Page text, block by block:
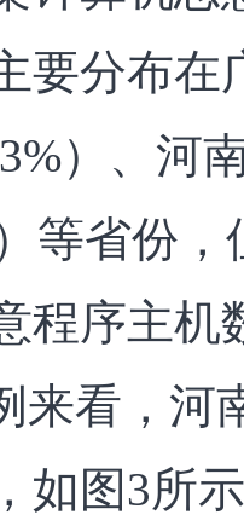
要分布在
）、河
等省份
程序主机
来看，河
如图3所